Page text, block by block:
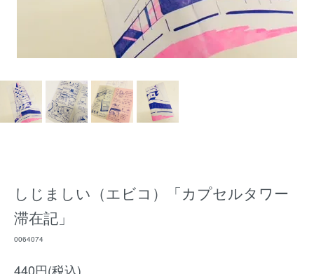
しじましい（エビコ）「カプセルタワー
滞在記」
0064074
440円(税込)